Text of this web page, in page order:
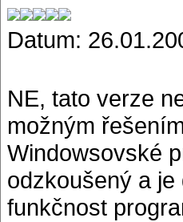
Datum:
NE, tato verze
možným
Windowsovské
odzkoušený a
funkčnost